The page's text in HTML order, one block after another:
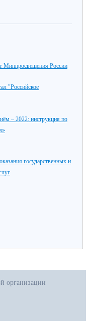
Минпросвещения России
"Российское
– 2022: инструкция по
государственных и
организации